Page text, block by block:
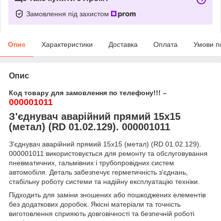
Замовлення під захистом
Опис Характеристики Доставка Оплата Умови
Опис
Код товару для замовлення по телефону!!! –
000001011
З'єднувач аварійний прямий 15х15
(метал) (RD 01.02.129). 000001011
З'єднувач аварійний прямий 15х15 (метал) (RD 01.02.129).
000001011 використовується для ремонту та обслуговування
пневматичних, гальмівних і трубопровідних систем
автомобіля. Деталь забезпечує герметичність з'єднань,
стабільну роботу системи та надійну експлуатацію техніки.
Підходить для заміни зношених або пошкоджених елементів
без додаткових доробок. Якісні матеріали та точність
виготовлення сприяють довговічності та безпечній роботі